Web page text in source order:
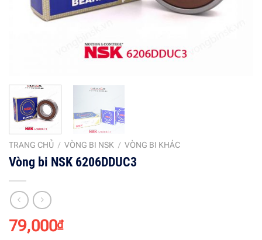
TRANG CHỦ / VÒNG BI NSK / VÒNG BI KHÁC
Vòng bi NSK 6206DDUC3
79,000₫